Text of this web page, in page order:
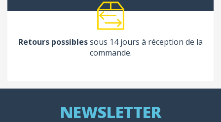
Retours possiblessous 14 jours à réception de la
commande.